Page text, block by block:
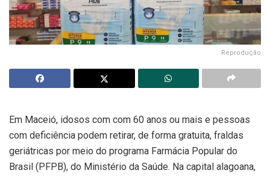
Reprodução
Em Maceió, idosos com com 60 anos ou mais e pessoas
com deficiência podem retirar, de forma gratuita, fraldas
geriátricas por meio do programa Farmácia Popular do
Brasil (PFPB), do Ministério da Saúde. Na capital alagoana,